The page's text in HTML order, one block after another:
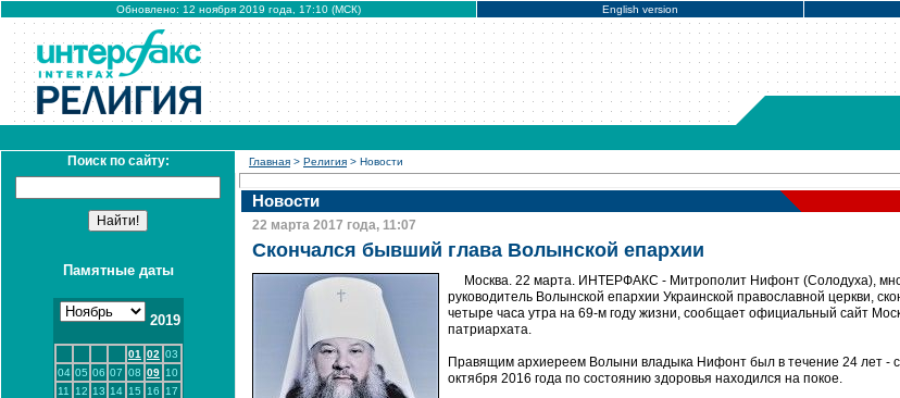
Обновлено: 12 ноября 2019 года, 17:10 (МСК) English version
Поиск по сайту:
Памятные даты
2019
01 02 03
04 05 06 07 08 09 10
11
12 13 14 15 16
17
Главная > Религия > Новости
Новости
22 марта 2017 года, 11:07
Скончался бывший глава Волынской епархии
Москва. 22 марта. ИНТЕРФАКС - Митрополит Нифонт (Солодуха),
руководитель Волынской епархии Украинской православной церкви,
четыре часа утра на 69-м году жизни, сообщает официальный сайт
патриархата.
Правящим архиереем Волыни владыка Нифонт был в течение 24 лет -
октября 2016 года по состоянию здоровья находился на покое.